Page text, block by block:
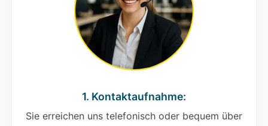
1. Kontaktaufnahme:
Sie erreichen uns telefonisch oder bequem über